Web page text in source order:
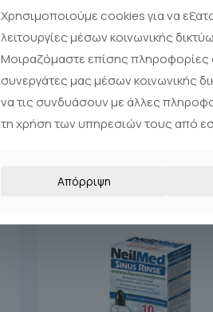
Χρησιμοποιούμε cookies για να
λειτουργίες μέσων κοινωνικής
Μοιραζόμαστε επίσης πληροφορίες
συνεργάτες μας μέσων κοινωνικής
να τις συνδυάσουν με άλλες
τη χρήση των υπηρεσιών τους από
Απόρριψη